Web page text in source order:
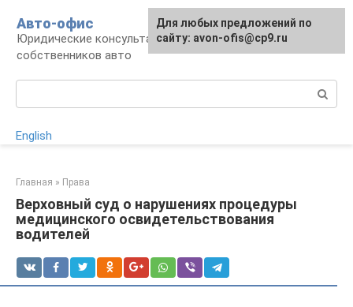
контенту
Авто-офис
Юридические консультации для водителей и
собственников авто
English
Главная » Права
Верховный суд о нарушениях процедуры
медицинского освидетельствования
водителей
Для любых предложений по
сайту: avon-ofis@cp9.ru